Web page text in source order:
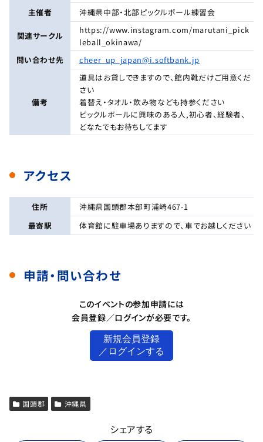
主催者 沖縄県中部・北部ピックルボール練習会
関連サークル
https://www.instagram.com/marutani_pick
leball_okinawa/
問い合わせ先
cheer_up_japan@i.softbank.jp
備考
道具はお貸しできますので、館内靴だけご用意くだ
さい
着替え・タオル・飲み物なども持参ください
ピックルボールに興味のある人,初心者、経験者、
どなたでもお待ちしてます
アクセス
住所
沖縄県国頭郡本部町浦崎467-1
最寄駅
体育館に駐車場ありますので、車でお越しください
申請・問い合わせ
このイベントの参加申請には
会員登録／ログインが必要です。
新規会員登録
／ログインする
国頭郡 沖縄県
シェアする